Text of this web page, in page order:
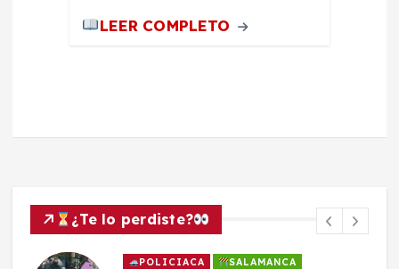
LEER COMPLETO
¿Te lo perdiste?
POLICIACA SALAMANCA